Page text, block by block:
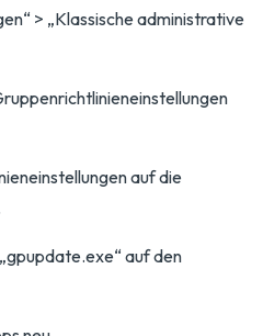
> „Klassische administrative
auf die
auf den